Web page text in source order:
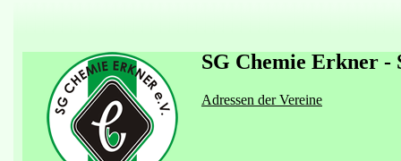
SG Chemie Erkner -
Adressen der Vereine